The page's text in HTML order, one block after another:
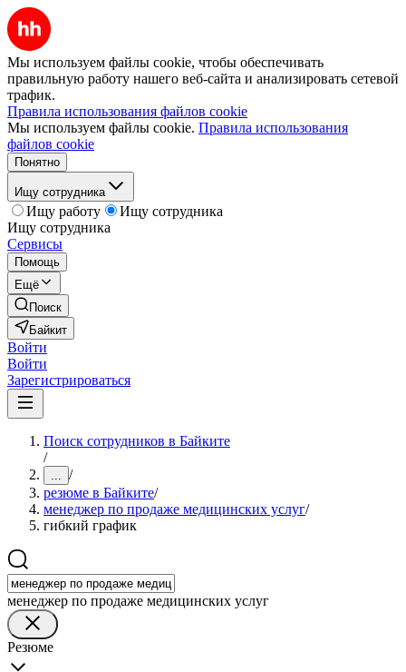
Мы используем файлы cookie, чтобы обеспечивать
правильную работу нашего веб-сайта и анализировать сетевой
трафик.
Правила использования файлов cookie
Мы используем файлы cookie. Правила использования
файлов cookie
Понятно
Ищу сотрудника
Ищу работу
Ищу сотрудника
Ищу сотрудника
Сервисы
Помощь
Ещё
Поиск
Байкит
Войти
Войти
Зарегистрироваться
Поиск сотрудников в Байките
/
... /
резюме в Байките/
менеджер по продаже медицинских услуг/
гибкий график
менеджер по продаже медицинских услуг
Резюме